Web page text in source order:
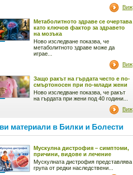
Виж
Метаболитното здраве се очертава
като ключов фактор за здравето
на мозъка
Ново изследване показва, че
метаболитното здраве може да
играе...
Виж
Защо ракът на гърдата често е по-
смъртоносен при по-млади жени
Ново изследване показва, че ракът
на гърдата при жени под 40 години...
Виж
материали в Билки и Болести
Мускулна дистрофия – симптоми,
причини, видове и лечение
Мускулната дистрофия представлява
група от редки наследствени...